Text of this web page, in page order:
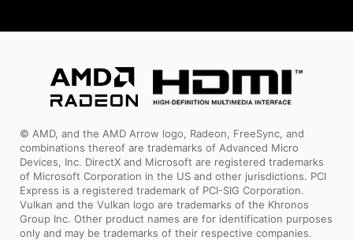
© AMD, and the AMD Arrow logo, Radeon, FreeSync, and
combinations thereof are trademarks of Advanced Micro
Devices, Inc. DirectX and Microsoft are registered trademarks
of Microsoft Corporation in the US and other jurisdictions. PCI
Express is a registered trademark of PCI-SIG Corporation.
Vulkan and the Vulkan logo are trademarks of the Khronos
Group Inc. Other product names are for identification purposes
only and may be trademarks of their respective companies.